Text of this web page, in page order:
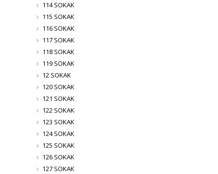
114 SOKAK
115 SOKAK
116 SOKAK
117 SOKAK
118 SOKAK
119 SOKAK
12 SOKAK
120 SOKAK
121 SOKAK
122 SOKAK
123 SOKAK
124 SOKAK
125 SOKAK
126 SOKAK
127 SOKAK